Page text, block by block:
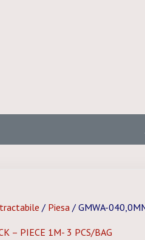
/ Piesa / GMWA-